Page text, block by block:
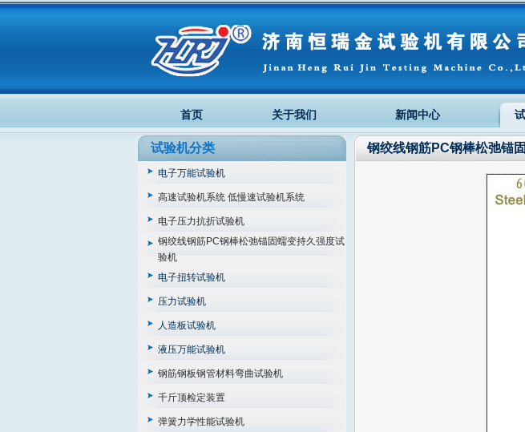
首页 关于我们 新闻中心
试验机分类
电子万能试验机
高速试验机系统 低慢速试验机系统
电子压力抗折试验机
钢绞线钢筋PC钢棒松弛锚固蠕变持久强度试
验机
电子扭转试验机
压力试验机
人造板试验机
液压万能试验机
钢筋钢板钢管材料弯曲试验机
千斤顶检定装置
弹簧力学性能试验机
钢绞线钢筋PC钢棒松弛锚